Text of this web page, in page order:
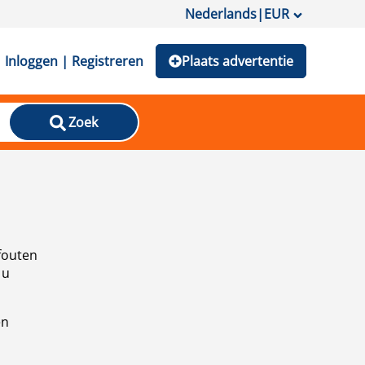
Nederlands|EUR
Inloggen | Registreren Plaats advertentie
Zoek